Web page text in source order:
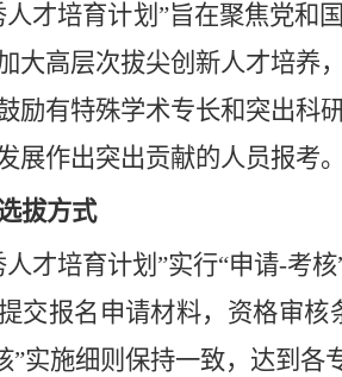
人才培育计划 ”旨在聚焦党和
大高层次拔尖创新人才培养
励有特殊学术专长和突出科
展作出突出贡献的人员报考。
拔方式
人才培育计划”实行“申请-考
交报名申请材料，资格审
”实施细则保持一致，达到各